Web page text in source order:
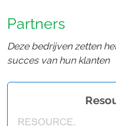
Partners
Deze bedrijven zetten
succes van hun klanten